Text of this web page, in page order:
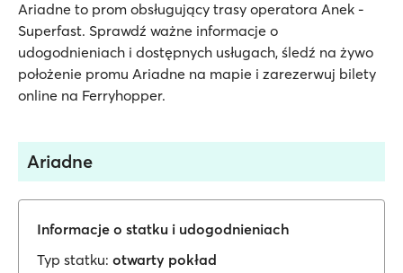
Ariadne to prom obsługujący trasy operatora Anek -
Superfast. Sprawdź ważne informacje o
udogodnieniach i dostępnych usługach, śledź na żywo
położenie promu Ariadne na mapie i zarezerwuj bilety
online na Ferryhopper.
Ariadne
Informacje o statku i udogodnieniach
Typ statku: otwarty pokład